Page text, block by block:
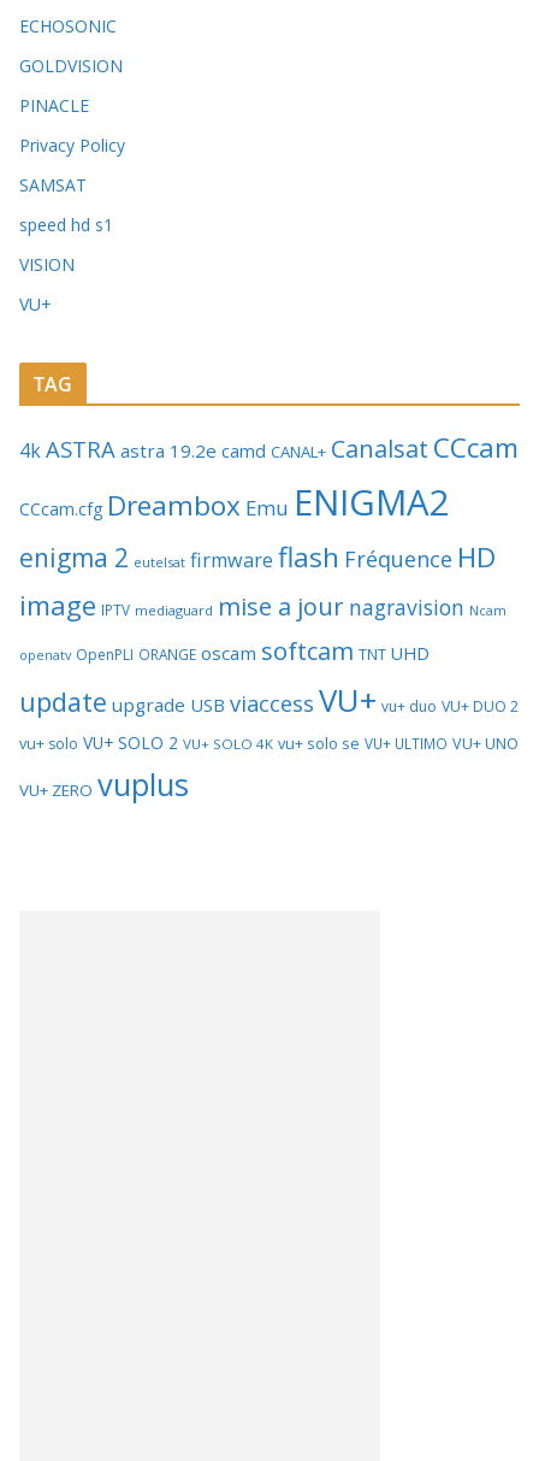
ECHOSONIC
GOLDVISION
PINACLE
Privacy Policy
SAMSAT
speed hd s1
VISION
VU+
TAG
4kASTRA astra 19.2e camd CANAL+ Canalsat CCcam
CCcam.cfg Dreambox Emu ENIGMA2
enigma 2 eutelsat firmware flash Fréquence HD
image IPTV mediaguard mise a jour nagravision Ncam
openatv OpenPLI ORANGE oscam softcam TNT UHD
update upgrade USB viaccess VU+ vu+ duo VU+ DUO 2
vu+ solo VU+ SOLO 2 VU+ SOLO 4K vu+ solo se VU+ ULTIMO VU+ UNO
VU+ ZERO vuplus